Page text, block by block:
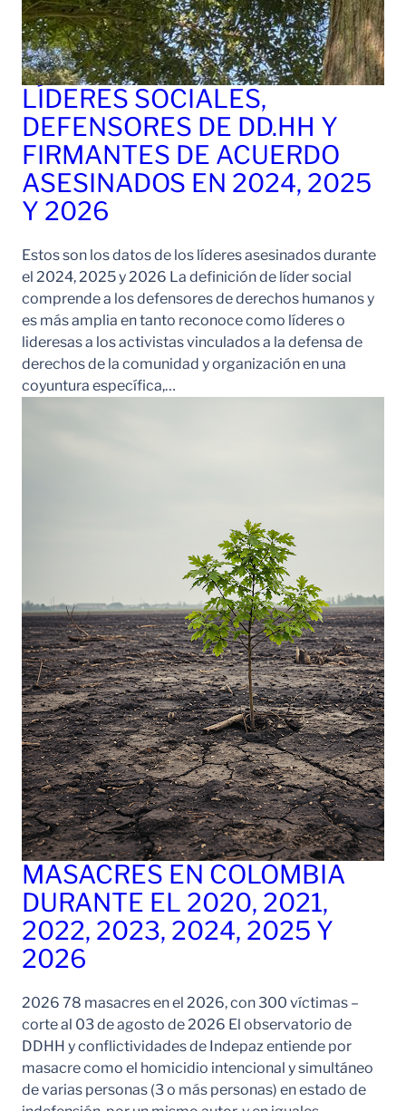
LÍDERES SOCIALES,
DEFENSORES DE DD.HH Y
FIRMANTES DE ACUERDO
ASESINADOS EN 2024, 2025
Y 2026
Estos son los datos de los líderes asesinados durante
el 2024, 2025 y 2026 La definición de líder social
comprende a los defensores de derechos humanos y
es más amplia en tanto reconoce como líderes o
lideresas a los activistas vinculados a la defensa de
derechos de la comunidad y organización en una
coyuntura específica,…
MASACRES EN COLOMBIA
DURANTE EL 2020, 2021,
2022, 2023, 2024, 2025 Y
2026
2026 78 masacres en el 2026, con 300 víctimas –
corte al 03 de agosto de 2026 El observatorio de
DDHH y conflictividades de Indepaz entiende por
masacre como el homicidio intencional y simultáneo
de varias personas (3 o más personas) en estado de